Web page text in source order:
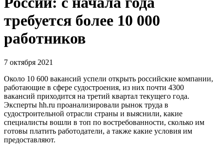
требуется более 10 000
работников
7 октября 2021
Около 10 600 вакансий успели открыть российские компании,
работающие в сфере судостроения, из них почти 4300
вакансий приходится на третий квартал текущего года.
Эксперты hh.ru проанализировали рынок труда в
судостроительной отрасли страны и выяснили, какие
специалисты вошли в топ по востребованности, сколько им
готовы платить работодатели, а также какие условия им
предоставляют.